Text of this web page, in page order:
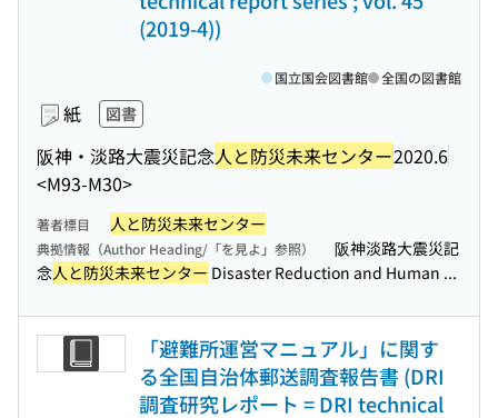
(2019-4))
紙 図書
阪神・淡路大震災記念人と防災未来センター2020.6
<M93-M30>
国立国会図書館 全国の図書館
著者標目 人と防災未来センター
典拠情報（Author Heading/「を見よ」参照）
阪神淡路大震災記
念人と防災未来センター Disaster Reduction and Human ...
「避難所運営マニュアル」に関す
る全国自治体郵送調査報告書 (DRI
調査研究レポート = DRI technical